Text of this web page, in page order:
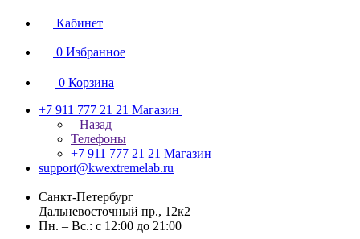
Кабинет
0 Избранное
0 Корзина
+7 911 777 21 21 Магазин
Назад
Телефоны
+7 911 777 21 21 Магазин
support@kwextremelab.ru
Санкт-Петербург
Дальневосточный пр., 12к2
Пн. – Вс.: с 12:00 до 21:00